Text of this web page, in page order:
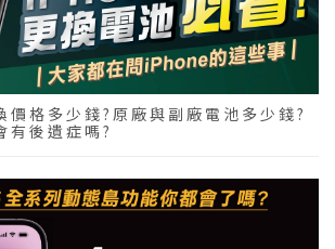
格多少錢?原廠與副廠電池多少錢?
後遺症嗎?